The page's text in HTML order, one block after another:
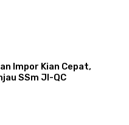
Impor Kian Cepat,
SSm JI-QC